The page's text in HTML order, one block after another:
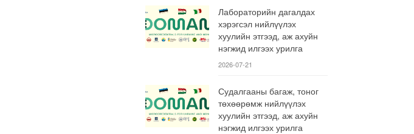
Лабораторийн дагалдах
хэрэгсэл нийлүүлэх
хуулийн этгээд, аж ахуйн
нэгжид илгээх урилга
2026-07-21
Судалгааны багаж, тоног
төхөөрөмж нийлүүлэх
хуулийн этгээд, аж ахуйн
нэгжид илгээх урилга